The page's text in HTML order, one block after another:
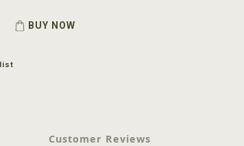
BUY NOW
Customer Reviews